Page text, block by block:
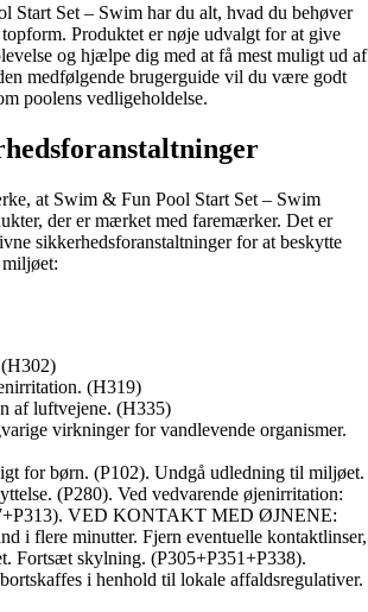
Start Set – Swim har du alt, hvad du behøver
Produktet er nøje udvalgt for at give
og hjælpe dig med at få mest muligt ud af
medfølgende brugerguide vil du være godt
poolens vedligeholdelse.
at Swim & Fun Pool Start Set – Swim
der er mærket med faremærker. Det er
sikkerhedsforanstaltninger for at beskytte
(H319)
af luftvejene. (H335)
virkninger for vandlevende organismer.
for børn. (P102). Undgå udledning til miljøet.
(P280). Ved vedvarende øjenirritation:
VED KONTAKT MED ØJNENE:
i flere minutter. Fjern eventuelle kontaktlinser,
Fortsæt skylning. (P305+P351+P338).
i henhold til lokale affaldsregulativer.